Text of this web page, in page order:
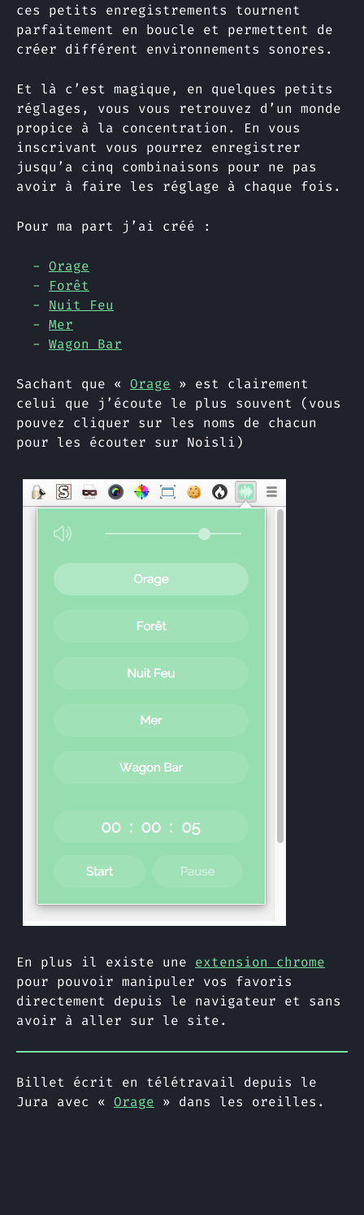
ces petits enregistrements tournent
parfaitement en boucle et permettent de
créer différent environnements sonores.
Et là c’est magique, en quelques petits
réglages, vous vous retrouvez d’un monde
propice à la concentration. En vous
inscrivant vous pourrez enregistrer
jusqu’a cinq combinaisons pour ne pas
avoir à faire les réglage à chaque fois.
Pour ma part j’ai créé :
Orage
Forêt
Nuit Feu
Mer
Wagon Bar
Sachant que « Orage » est clairement
celui que j’écoute le plus souvent (vous
pouvez cliquer sur les noms de chacun
pour les écouter sur Noisli)
En plus il existe une extension chrome
pour pouvoir manipuler vos favoris
directement depuis le navigateur et sans
avoir à aller sur le site.
Billet écrit en télétravail depuis le
Jura avec « Orage » dans les oreilles.